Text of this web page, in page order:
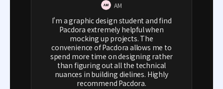
AM
I'm a graphic design student and find
Pacdora extremely helpful when
mocking up projects. The
convenience of Pacdora allows me to
spend more time on designing rather
than figuring out all the technical
nuances in building dielines. Highly
recommend Pacdora.